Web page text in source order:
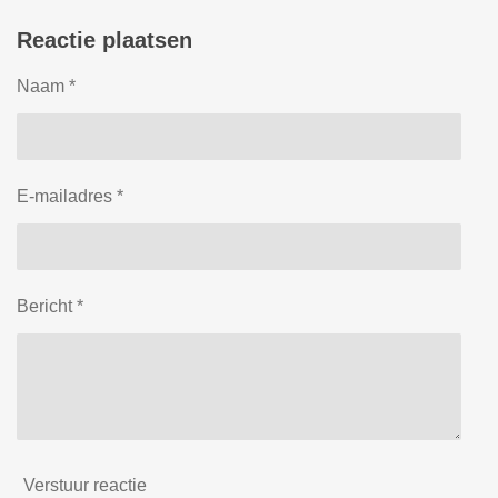
e
n
l
r
e
e
n
Reactie plaatsen
Naam *
E-mailadres *
Bericht *
Verstuur reactie